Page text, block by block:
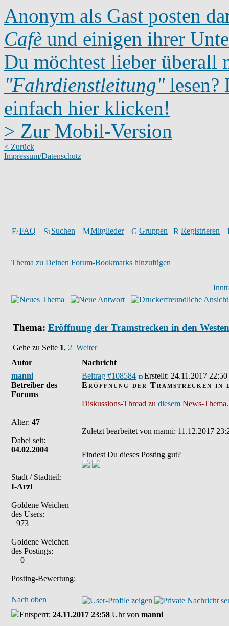
Anonym als Gast posten
Cafè und einigen ihrer
Du möchtest lieber überall
"Fahrdienstleitung"lesen?
einfach hier klicken!
> Zur Mobil-Version
< Zurück
Impressum/Datenschutz
FAQ Suchen Mitglieder Gruppen Registrieren
Thema zu Deinen Forum-Bookmarks hinzufügen
Thema: Eröffnung der Tramstrecken in den Westen
Gehe zu Seite 1, 2 Weiter
Autor
Nachricht
manni
Betreiber des
Forums
Alter: 47
Dabei seit:
04.02.2004
Stadt / Stadtteil:
I-Arzl
Goldene Weichen
des Users:
973
Goldene Weichen
des Postings:
0
Posting-Bewertung:
Beitrag #108584 Erstellt: 24.11.2017 22:50
Eröffnung der Tramstrecken in
Diskussions-Thread zu diesem News-Thema.
Zuletzt bearbeitet von manni: 11.12.2017
Findest Du dieses Posting gut?
Nach oben
Entsperrt: 24.11.2017 23:58 Uhr von manni